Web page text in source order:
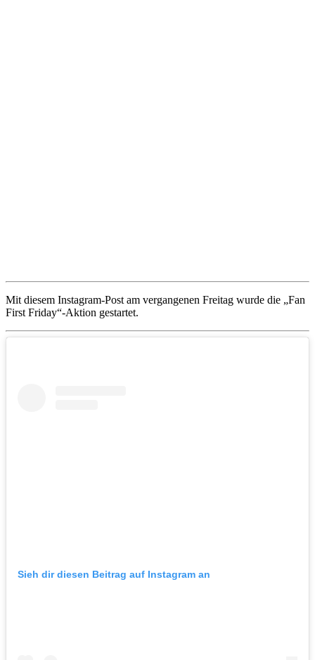
Mit diesem Instagram-Post am vergangenen Freitag wurde die „Fan
First Friday“-Aktion gestartet.
Sieh dir diesen Beitrag auf Instagram an